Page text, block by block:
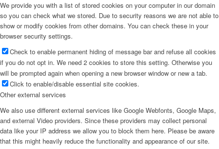
We provide you with a list of stored cookies on your computer in our domain
so you can check what we stored. Due to security reasons we are not able to
show or modify cookies from other domains. You can check these in your
browser security settings.
Check to enable permanent hiding of message bar and refuse all cookies
if you do not opt in. We need 2 cookies to store this setting. Otherwise you
will be prompted again when opening a new browser window or new a tab.
Click to enable/disable essential site cookies.
Other external services
We also use different external services like Google Webfonts, Google Maps,
and external Video providers. Since these providers may collect personal
data like your IP address we allow you to block them here. Please be aware
that this might heavily reduce the functionality and appearance of our site.